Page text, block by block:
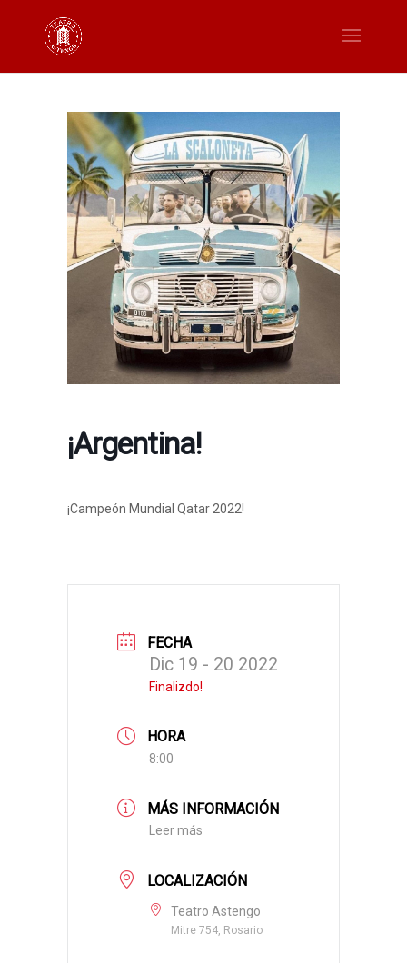
¡Argentina!
¡Campeón Mundial Qatar 2022!
FECHA
Dic 19 - 20 2022
Finalizdo!
HORA
8:00
MÁS INFORMACIÓN
Leer más
LOCALIZACIÓN
Teatro Astengo
Mitre 754, Rosario